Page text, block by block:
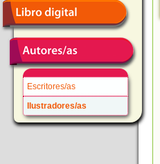
Escritores/as
Ilustradores/as